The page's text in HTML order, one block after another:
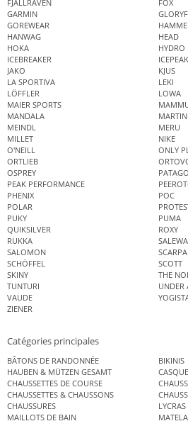
FJÄLLRÄVEN
FOX
GARMIN
GOREWEAR
HANWAG
HEAD
HOKA
HYDRO
ICEBREAKER
ICEPEAK
JAKO
KJUS
LA SPORTIVA
LEKI
LÖFFLER
LOWA
MAIER SPORTS
MANDALA
MARTINI
MEINDL
MERU
MILLET
NIKE
O'NEILL
ONLY
ORTLIEB
OSPREY
PEAK PERFORMANCE
PHENIX
POC
POLAR
PUKY
PUMA
QUIKSILVER
ROXY
RUKKA
SALEWA
SALOMON
SCARPA
SCHÖFFEL
SCOTT
SKINY
THE
TUNTURI
UNDER
VAUDE
ZIENER
Catégories principales
BÂTONS DE RANDONNÉE
BIKINIS
HAUBEN & MÜTZEN GESAMT
CHAUSSETTES DE COURSE
CHAUSSETTES & CHAUSSONS
CHAUSSURES
LYCRAS
MAILLOTS DE BAIN